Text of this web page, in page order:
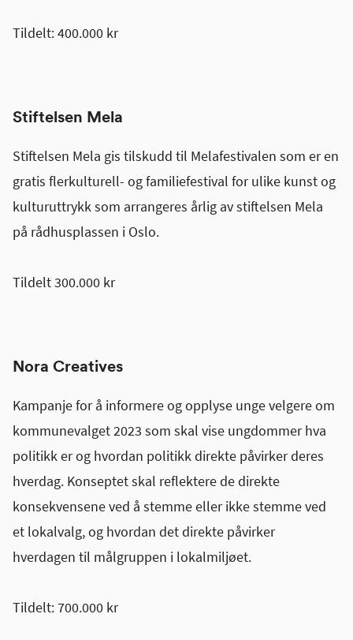
Tildelt: 400.000 kr
Stiftelsen Mela
Stiftelsen Mela gis tilskudd til Melafestivalen som er en
gratis flerkulturell- og familiefestival for ulike kunst og
kulturuttrykk som arrangeres årlig av stiftelsen Mela
på rådhusplassen i Oslo.
Tildelt 300.000 kr
Nora Creatives
Kampanje for å informere og opplyse unge velgere om
kommunevalget 2023 som skal vise ungdommer hva
politikk er og hvordan politikk direkte påvirker deres
hverdag. Konseptet skal reflektere de direkte
konsekvensene ved å stemme eller ikke stemme ved
et lokalvalg, og hvordan det direkte påvirker
hverdagen til målgruppen i lokalmiljøet.
Tildelt: 700.000 kr